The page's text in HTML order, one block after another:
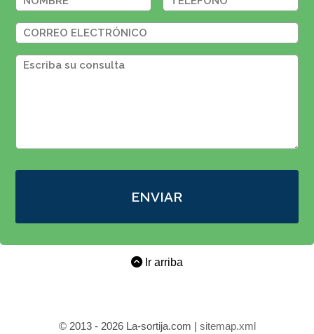
ENVIAR
Ir arriba
© 2013 - 2026 La-sortija.com | sitemap.xml